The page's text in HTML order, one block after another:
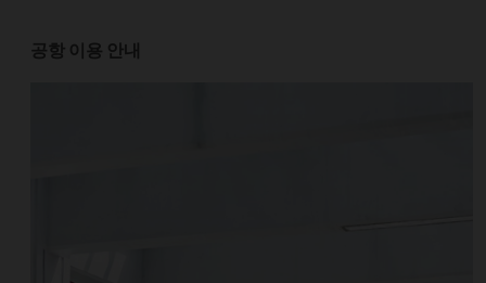
공항 이용 안내